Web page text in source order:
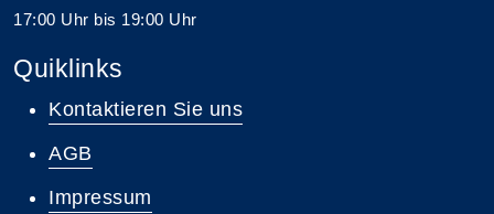
17:00 Uhr bis 19:00 Uhr
Quiklinks
Kontaktieren Sie uns
AGB
Impressum